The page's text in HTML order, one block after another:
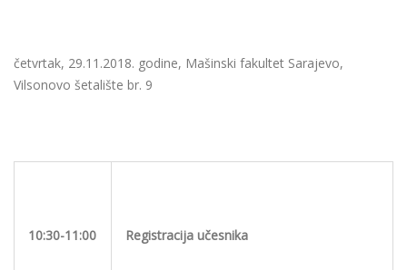
četvrtak, 29.11.2018. godine, Mašinski fakultet Sarajevo,
Vilsonovo šetalište br. 9
10:30-11:00 Registracija učesnika